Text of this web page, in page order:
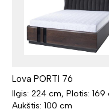
Lova PORTI 76
Ilgis: 224 cm, Plotis: 169
Aukštis: 100 cm